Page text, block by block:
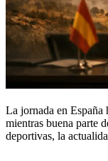
La jornada en España
mientras buena parte
deportivas, la